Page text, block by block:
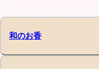
和のお香